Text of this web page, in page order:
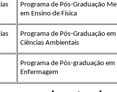
Programa de Pós-Graduação
em Ensino de Física
Programa de Pós-Graduação em
Ciências Ambientais
Programa de Pós-graduação em
Enfermagem